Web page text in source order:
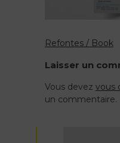
de
l’article
Refontes / Book
Laisser un
Vous devez vous
un commentaire.